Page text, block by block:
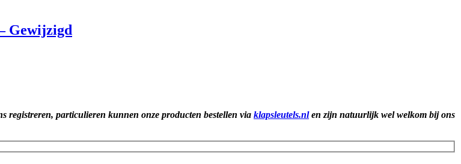
Gewijzigd
particulieren kunnen onze producten bestellen via klapsleutels.nlen zijn natuurlijk wel welkom bij ons